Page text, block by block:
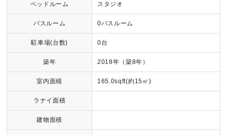
ベッドルーム スタジオ
バスルーム 0バスルーム
駐車場(台数) 0台
築年 2018年（築8年）
室内面積 165.0sqft(約15㎡)
ラナイ面積
建物面積